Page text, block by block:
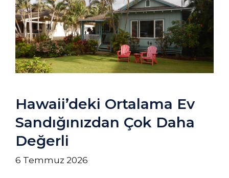
Hawaii’deki Ortalama Ev
Sandığınızdan Çok Daha
Değerli
6 Temmuz 2026